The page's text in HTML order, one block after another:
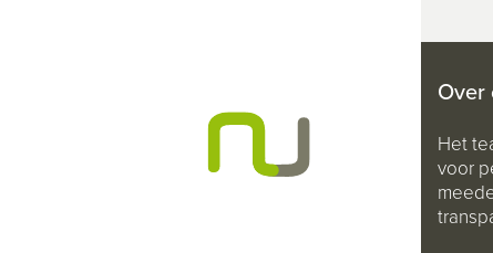
Over
Het
voor